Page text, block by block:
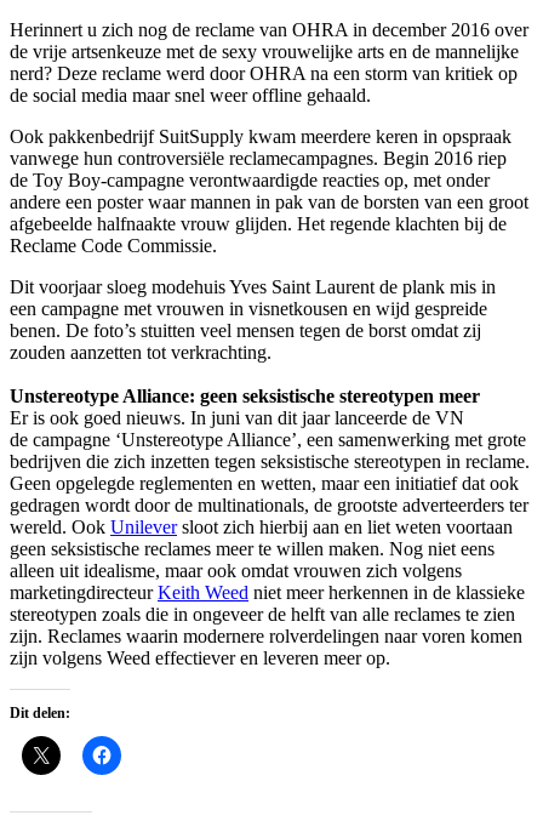
Herinnert u zich nog de reclame van OHRA in december 2016 over
de vrije artsenkeuze met de sexy vrouwelijke arts en de mannelijke
nerd? Deze reclame werd door OHRA na een storm van kritiek op
de social media maar snel weer offline gehaald.
Ook pakkenbedrijf SuitSupply kwam meerdere keren in opspraak
vanwege hun controversiële reclamecampagnes. Begin 2016 riep
de Toy Boy-campagne verontwaardigde reacties op, met onder
andere een poster waar mannen in pak van de borsten van een groot
afgebeelde halfnaakte vrouw glijden. Het regende klachten bij de
Reclame Code Commissie.
Dit voorjaar sloeg modehuis Yves Saint Laurent de plank mis in
een campagne met vrouwen in visnetkousen en wijd gespreide
benen. De foto’s stuitten veel mensen tegen de borst omdat zij
zouden aanzetten tot verkrachting.
Unstereotype Alliance: geen seksistische stereotypen meer
Er is ook goed nieuws. In juni van dit jaar lanceerde de VN
de campagne ‘Unstereotype Alliance’, een samenwerking met grote
bedrijven die zich inzetten tegen seksistische stereotypen in reclame.
Geen opgelegde reglementen en wetten, maar een initiatief dat ook
gedragen wordt door de multinationals, de grootste adverteerders ter
wereld. Ook Unileversloot zich hierbij aan en liet weten voortaan
geen seksistische reclames meer te willen maken. Nog niet eens
alleen uit idealisme, maar ook omdat vrouwen zich volgens
marketingdirecteurKeith Weed niet meer herkennen in de klassieke
stereotypen zoals die in ongeveer de helft van alle reclames te zien
zijn. Reclames waarin modernere rolverdelingen naar voren komen
zijn volgens Weed effectiever en leveren meer op.
Dit delen: